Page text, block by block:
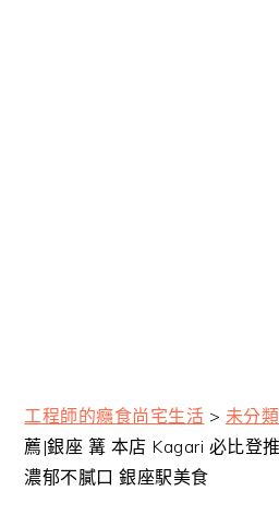
工程師的癮食尚宅生活 > 未分類
薦|銀座 篝 本店 Kagari 必比登
濃郁不膩口 銀座駅美食